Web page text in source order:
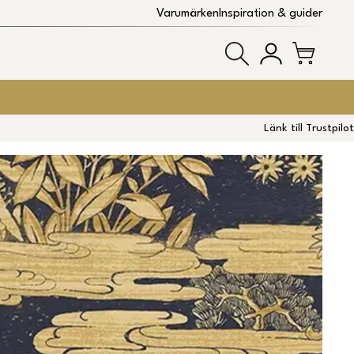
VarumärkenInspiration & guider
Länk till Trustpilot